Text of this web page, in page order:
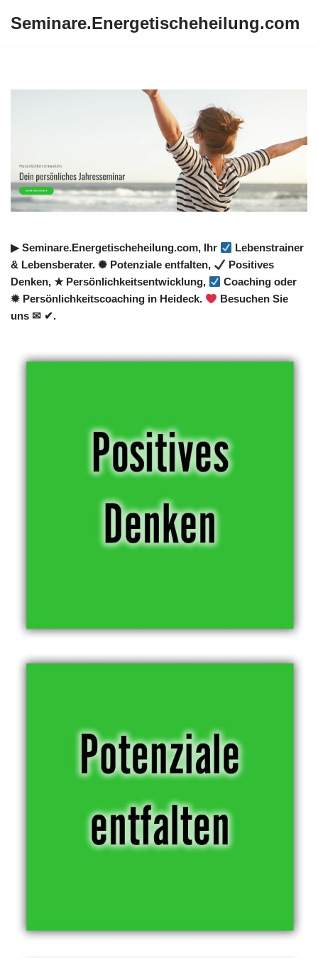
Seminare.Energetischeheilung.com
▶︎ Seminare.Energetischeheilung.com, Ihr
Lebenstrainer
& Lebensberater. ✺ Potenziale entfalten,
Positives
Denken, ★ Persönlichkeitsentwicklung,
Coaching oder
✹ Persönlichkeitscoaching in Heideck.
Besuchen Sie
uns ✉ ✔.